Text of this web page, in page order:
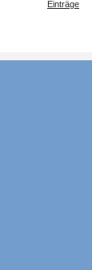
Einträge